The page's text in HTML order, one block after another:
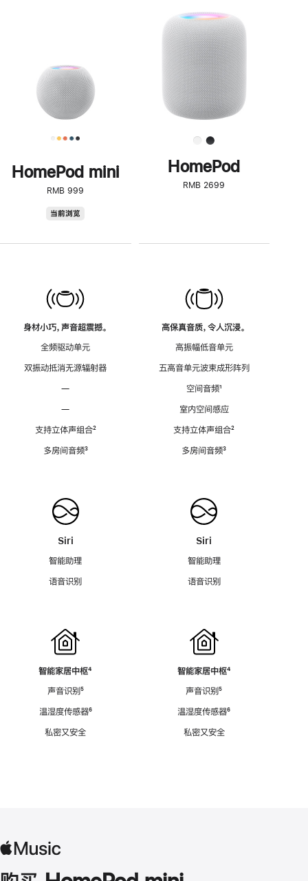
HomePod mini
RMB 999
当前浏览
身材小巧，声音超震撼。
全频驱动单元
双振动抵消无源辐射器
—
—
支持立体声组合脚
²
多房间音频脚
³
Siri
智能助理
语音识别
智能家居中枢脚
⁴
声音识别脚
⁵
温湿度传感器脚
⁶
私密又安全
步
了
解
HomePod<
HomePod
RMB 2699
高保真音质，令人沉浸。
高振幅低音单元
五高音单元波束成形阵列
空间音频脚
¹
室内空间感应
支持立体声组合脚
²
多房间音频脚
³
Siri
智能助理
语音识别
智能家居中枢脚
⁴
声音识别脚
⁵
温湿度传感器脚
⁶
私密又安全